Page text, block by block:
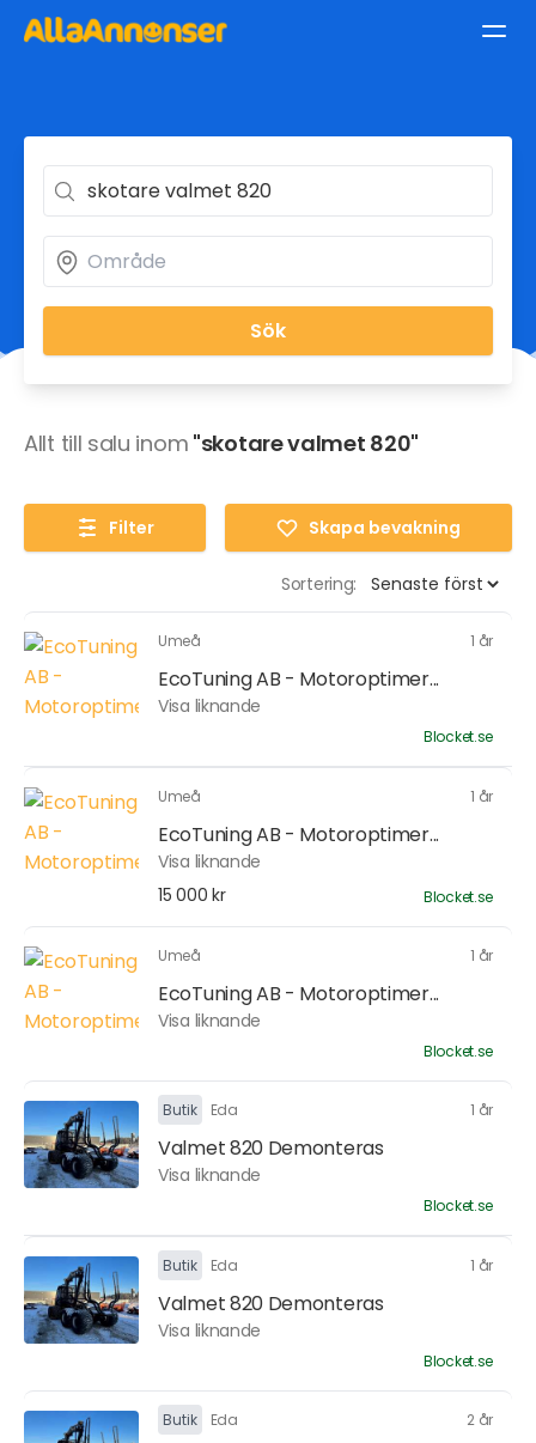
Sök
Allt till salu inom "skotare valmet 820"
Filter Skapa bevakning
Sortering:
Umeå 1 år
EcoTuning AB - Motoroptimer...
Visa liknande
Blocket.se
Umeå 1 år
EcoTuning AB - Motoroptimer...
Visa liknande
15 000 kr
Blocket.se
Umeå 1 år
EcoTuning AB - Motoroptimer...
Visa liknande
Blocket.se
Butik Eda 1 år
Valmet 820 Demonteras
Visa liknande
Blocket.se
Butik Eda 1 år
Valmet 820 Demonteras
Visa liknande
Blocket.se
Butik Eda 2 år